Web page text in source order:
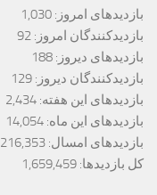
بازدیدهای امروز: 1,030
بازدیدکنندگان امروز: 92
بازدیدهای دیروز: 188
بازدیدکنندگان دیروز: 129
بازدیدهای این هفته: 2,434
بازدیدهای این ماه: 14,054
بازدیدهای امسال: 216,353
کل بازدیدها: 1,659,459